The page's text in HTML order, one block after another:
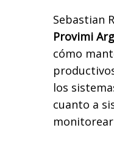
Sebastian
Provimi
cómo
los
cuanto a